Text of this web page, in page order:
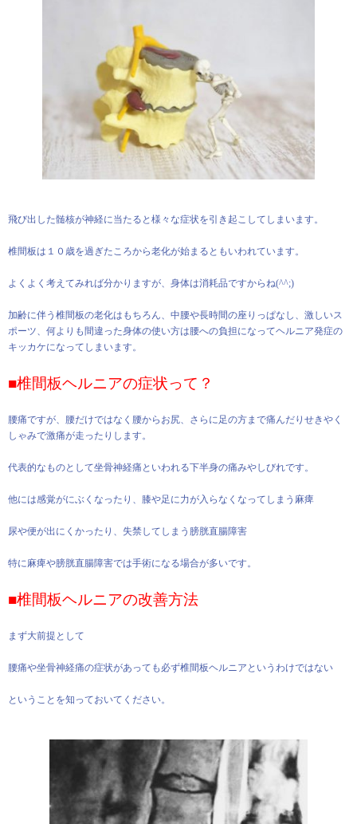
飛び出した髄核が神経に当たると様々な症状を引き起こしてしまいます。
椎間板は１０歳を過ぎたころから老化が始まるともいわれています。
よくよく考えてみれば分かりますが、身体は消耗品ですからね(^^;)
加齢に伴う椎間板の老化はもちろん、中腰や長時間の座りっぱなし、激しいス
ポーツ、何よりも間違った身体の使い方は腰への負担になってヘルニア発症の
キッカケになってしまいます。
■椎間板ヘルニアの症状って？
腰痛ですが、腰だけではなく腰からお尻、さらに足の方まで痛んだりせきやく
しゃみで激痛が走ったりします。
代表的なものとして坐骨神経痛といわれる下半身の痛みやしびれです。
他には感覚がにぶくなったり、膝や足に力が入らなくなってしまう麻痺
尿や便が出にくかったり、失禁してしまう膀胱直腸障害
特に麻痺や膀胱直腸障害では手術になる場合が多いです。
■椎間板ヘルニアの改善方法
まず大前提として
腰痛や坐骨神経痛の症状があっても必ず椎間板ヘルニアというわけではない
ということを知っておいてください。